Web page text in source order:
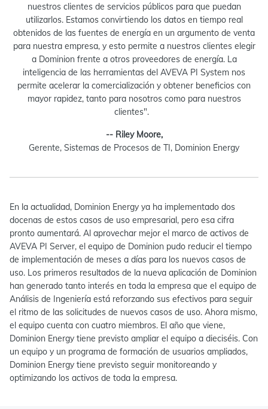
nuestros clientes de servicios públicos para que puedan
utilizarlos. Estamos convirtiendo los datos en tiempo real
obtenidos de las fuentes de energía en un argumento de venta
para nuestra empresa, y esto permite a nuestros clientes elegir
a Dominion frente a otros proveedores de energía. La
inteligencia de las herramientas del AVEVA PI System nos
permite acelerar la comercialización y obtener beneficios con
mayor rapidez, tanto para nosotros como para nuestros
clientes".
-- Riley Moore,
Gerente, Sistemas de Procesos de TI, Dominion Energy
En la actualidad, Dominion Energy ya ha implementado dos
docenas de estos casos de uso empresarial, pero esa cifra
pronto aumentará. Al aprovechar mejor el marco de activos de
AVEVA PI Server, el equipo de Dominion pudo reducir el tiempo
de implementación de meses a días para los nuevos casos de
uso. Los primeros resultados de la nueva aplicación de Dominion
han generado tanto interés en toda la empresa que el equipo de
Análisis de Ingeniería está reforzando sus efectivos para seguir
el ritmo de las solicitudes de nuevos casos de uso. Ahora mismo,
el equipo cuenta con cuatro miembros. El año que viene,
Dominion Energy tiene previsto ampliar el equipo a dieciséis. Con
un equipo y un programa de formación de usuarios ampliados,
Dominion Energy tiene previsto seguir monitoreando y
optimizando los activos de toda la empresa.